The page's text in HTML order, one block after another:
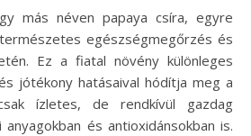
egészségmegőrzés és
Ez a fiatal növény különleges
jótékony hatásaival hódítja meg a
ízletes, de rendkívül gazdag
anyagokban és antioxidánsokban is.